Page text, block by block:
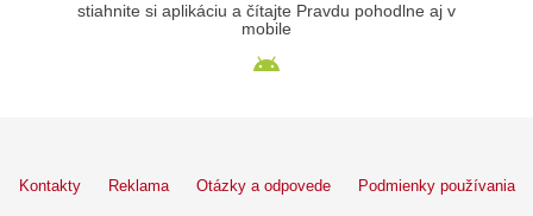
stiahnite si aplikáciu a čítajte Pravdu pohodlne aj v
mobile
Kontakty Reklama Otázky a odpovede Podmienky používania